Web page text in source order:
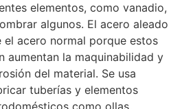
elementos, como vanadio,
algunos. El acero aleado
el acero normal porque estos
aumentan la maquinabilidad y
del material. Se usa
tuberías y elementos